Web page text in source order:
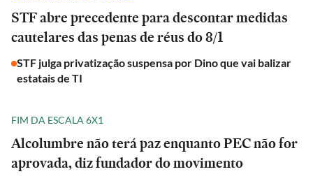
STF abre precedente para descontar medidas
cautelares das penas de réus do 8/1
STF julga privatização suspensa por Dino que vai balizar
estatais de TI
FIM DA ESCALA 6X1
Alcolumbre não terá paz enquanto PEC não for
aprovada, diz fundador do movimento